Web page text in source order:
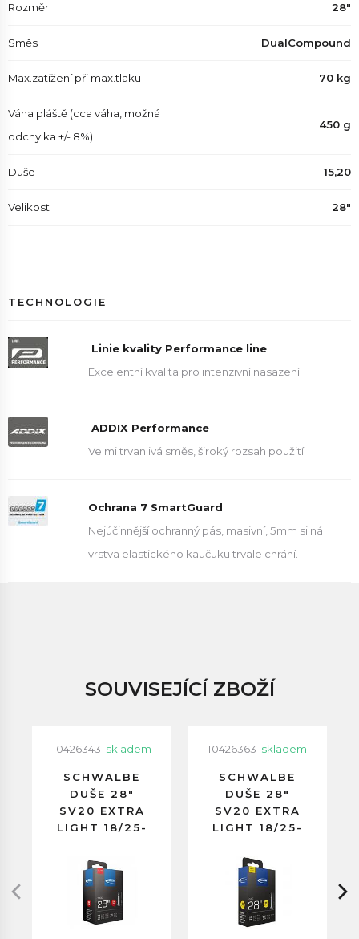
Rozměr 28"
Směs DualCompound
Max.zatížení při max.tlaku 70 kg
Váha pláště (cca váha, možná
odchylka +/- 8%)
450 g
Duše 15,20
Velikost 28"
TECHNOLOGIE
Linie kvality Performance line
Excelentní kvalita pro intenzivní nasazení.
ADDIX Performance
Velmi trvanlivá směs, široký rozsah použití.
Ochrana 7 SmartGuard
Nejúčinnější ochranný pás, masivní, 5mm silná
vrstva elastického kaučuku trvale chrání.
SOUVISEJÍCÍ ZBOŽÍ
10426343 skladem
SCHWALBE
DUŠE 28"
SV20 EXTRA
LIGHT 18/25-
GALUSKOVÝ
VENTILEK
40MM
10426363 skladem
SCHWALBE
DUŠE 28"
SV20 EXTRA
LIGHT 18/25-
GALUSKOVÝ
VENTILEK
60MM